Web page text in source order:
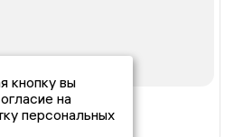
кнопку вы
на
персональных